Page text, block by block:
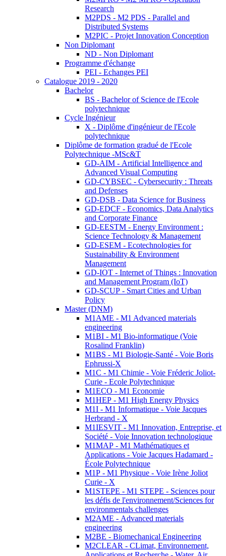
Research
M2PDS - M2 PDS - Parallel and
Distributed Systems
M2PIC - Projet Innovation Conception
Non Diplomant
ND - Non Diplomant
Programme d'échange
PEI - Echanges PEI
Catalogue 2019 - 2020
Bachelor
BS - Bachelor of Science de l'Ecole
polytechnique
Cycle Ingénieur
X - Diplôme d'ingénieur de l'Ecole
polytechnique
Diplôme de formation gradué de l'Ecole
Polytechnique -MSc&T
GD-AIM - Artificial Intelligence and
Advanced Visual Computing
GD-CYBSEC - Cybersecurity : Threats
and Defenses
GD-DSB - Data Science for Business
GD-EDCF - Economics, Data Analytics
and Corporate Finance
GD-EESTM - Energy Environment :
Science Technology & Management
GD-ESEM - Ecotechnologies for
Sustainability & Environment
Management
GD-IOT - Internet of Things : Innovation
and Management Program (IoT)
GD-SCUP - Smart Cities and Urban
Policy
Master (DNM)
M1AME - M1 Advanced materials
engineering
M1BI - M1 Bio-informatique (Voie
Rosalind Franklin)
M1BS - M1 Biologie-Santé - Voie Boris
Ephrussi-X
M1C - M1 Chimie - Voie Fréderic Joliot-
Curie - Ecole Polytechnique
M1ECO - M1 Economie
M1HEP - M1 High Energy Physics
M1I - M1 Informatique - Voie Jacques
Herbrand - X
M1IESVIT - M1 Innovation, Entreprise, et
Société - Voie Innovation technologique
M1MAP - M1 Mathématiques et
Applications - Voie Jacques Hadamard -
École Polytechnique
M1P - M1 Physique - Voie Irène Joliot
Curie - X
M1STEPE - M1 STEPE - Sciences pour
les défis de l'environnement/Sciences for
environmentals challenges
M2AME - Advanced materials
engineering
M2BE - Biomechanical Engineering
M2CLEAR - CLimat, Environnement,